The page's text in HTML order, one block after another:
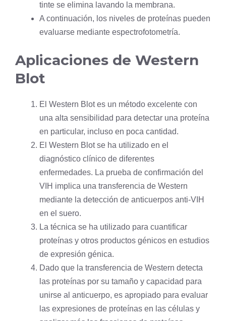
tinte se elimina lavando la membrana.
A continuación, los niveles de proteínas pueden
evaluarse mediante espectrofotometría.
Aplicaciones de Western
Blot
El Western Blot es un método excelente con
una alta sensibilidad para detectar una proteína
en particular, incluso en poca cantidad.
El Western Blot se ha utilizado en el
diagnóstico clínico de diferentes
enfermedades. La prueba de confirmación del
VIH implica una transferencia de Western
mediante la detección de anticuerpos anti-VIH
en el suero.
La técnica se ha utilizado para cuantificar
proteínas y otros productos génicos en estudios
de expresión génica.
Dado que la transferencia de Western detecta
las proteínas por su tamaño y capacidad para
unirse al anticuerpo, es apropiado para evaluar
las expresiones de proteínas en las células y